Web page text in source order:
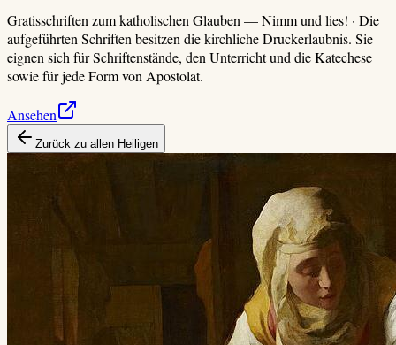
Gratisschriften zum katholischen Glauben —Nimm und lies! · Die
aufgeführten Schriften besitzen die kirchliche Druckerlaubnis. Sie
eignen sich für Schriftenstände, den Unterricht und die Katechese
sowie für jede Form von Apostolat.
Ansehen
Zurück zu allen Heiligen